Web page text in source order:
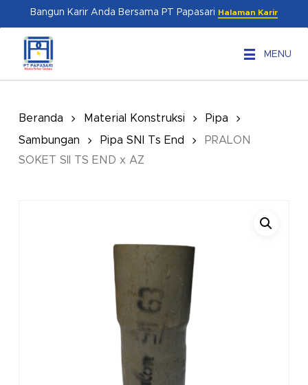
content
Bangun Karir Anda Bersama PT Papasari Halaman Karir
MENU
Beranda Material Konstruksi
Pipa
Sambungan
Pipa SNI Ts End
PRALON
SOKET SII TS END x AZ
Menu